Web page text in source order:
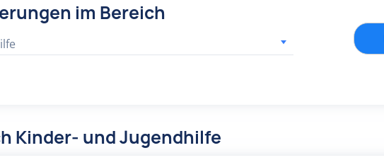
im Bereich
Kinder- und Jugendhilfe